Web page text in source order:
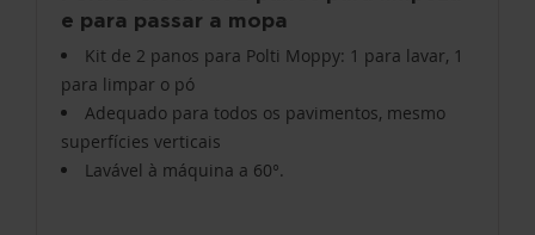
e para passar a mopa
Kit de 2 panos para Polti Moppy: 1 para lavar, 1
para limpar o pó
Adequado para todos os pavimentos, mesmo
superfícies verticais
Lavável à máquina a 60°.